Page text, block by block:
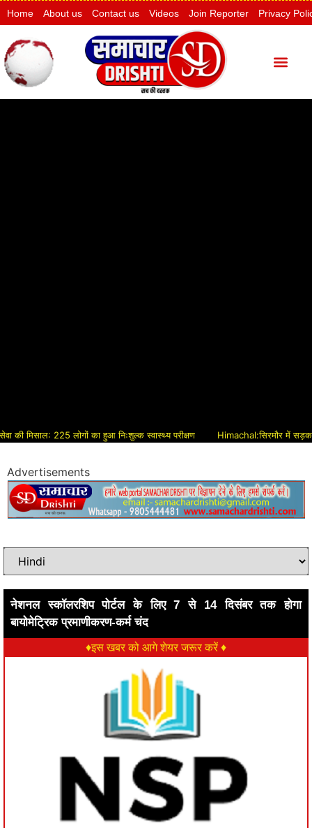
Home About us Contact us Videos Join Reporter Privacy
225 लोगों का हुआ निःशुल्क स्वास्थ्य परीक्षण Himachal:सिरमौर में सड़क विकास
Advertisements
नेशनल स्कॉलरशिप पोर्टल के लिए 7 से 14 दिसंबर तक होगा
बायोमेट्रिक प्रमाणीकरण-कर्म चंद
♦इस खबर को आगे शेयर जरूर करें ♦